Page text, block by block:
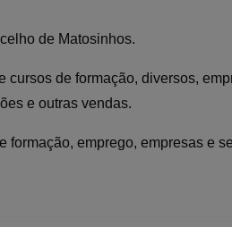
de Matosinhos.
de formação, diversos,
e outras vendas.
formação, emprego, empresas e